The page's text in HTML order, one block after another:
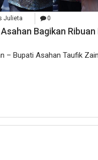
Julieta 0
Bagikan
– Bupati Asahan Taufik